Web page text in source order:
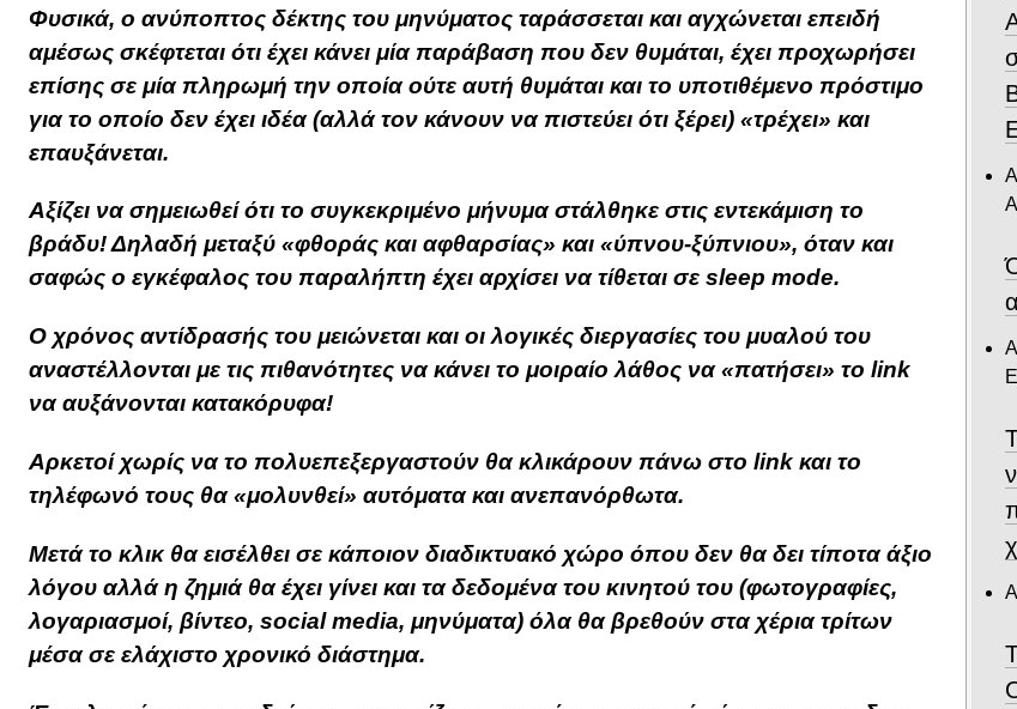
Φυσικά, ο ανύποπτος δέκτης του μηνύματος ταράσσεται και αγχώνεται επειδή
αμέσως σκέφτεται ότι έχει κάνει μία παράβαση που δεν θυμάται, έχει προχωρήσει
επίσης σε μία πληρωμή την οποία ούτε αυτή θυμάται και το υποτιθέμενο πρόστιμο
για το οποίο δεν έχει ιδέα (αλλά τον κάνουν να πιστεύει ότι ξέρει) «τρέχει» και
επαυξάνεται.
Αξίζει να σημειωθεί ότι το συγκεκριμένο μήνυμα στάλθηκε στις εντεκάμιση το
βράδυ! Δηλαδή μεταξύ «φθοράς και αφθαρσίας» και «ύπνου-ξύπνιου», όταν και
σαφώς ο εγκέφαλος του παραλήπτη έχει αρχίσει να τίθεται σε sleep mode.
Ο χρόνος αντίδρασής του μειώνεται και οι λογικές διεργασίες του μυαλού του
αναστέλλονται με τις πιθανότητες να κάνει το μοιραίο λάθος να «πατήσει» το link
να αυξάνονται κατακόρυφα!
Αρκετοί χωρίς να το πολυεπεξεργαστούν θα κλικάρουν πάνω στο link και το
τηλέφωνό τους θα «μολυνθεί» αυτόματα και ανεπανόρθωτα.
Μετά το κλικ θα εισέλθει σε κάποιον διαδικτυακό χώρο όπου δεν θα δει τίποτα άξιο
λόγου αλλά η ζημιά θα έχει γίνει και τα δεδομένα του κινητού του (φωτογραφίες,
λογαριασμοί, βίντεο, social media, μηνύματα) όλα θα βρεθούν στα χέρια τρίτων
μέσα σε ελάχιστο χρονικό διάστημα.